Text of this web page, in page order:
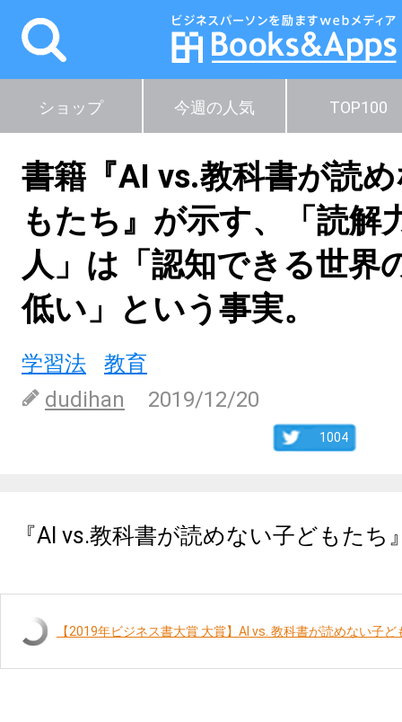
ショップ 今週の人気 TOP100
書籍『AI vs.教科書が読
もたち』が示す、「読解
人」は「認知できる世界
低い」という事実。
学習法
教育
dudihan
2019/12/20
1004
『AI vs.教科書が読めない子どもたち
【2019年ビジネス書大賞 大賞】AI vs. 教科書が読めない子ど